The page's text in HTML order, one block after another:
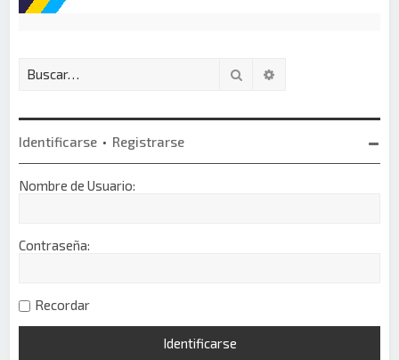
Buscar
Identificarse • Registrarse
Nombre de Usuario:
Contraseña:
Recordar